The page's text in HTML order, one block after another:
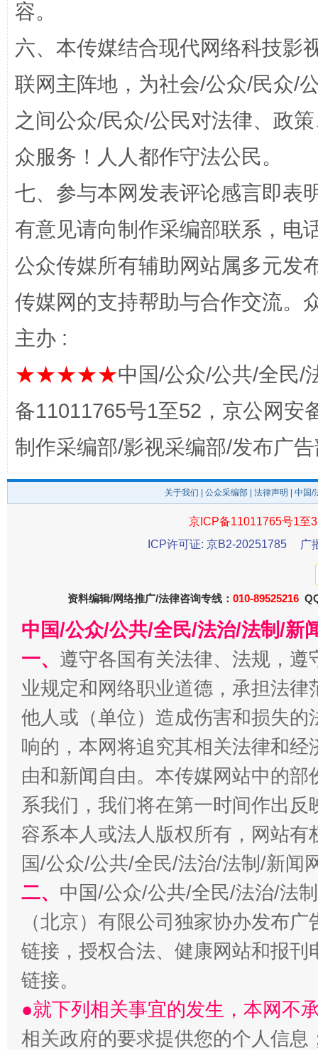
揭开“小金库”的免责幌子
受贿1.44亿！段成刚被判无期 从幼
全民健身五年计划来了！等你上场
容。
六、本传媒结合现代网络科技影
联网主阵地，为社会/公众/民众/
之间公众/民众/公民对法律、政
众服务！人人都作守法公民。
七、参与本网发表评论感言即表
有意见请向制作采编部联系，电
公众传媒所有辅助网站属多元发
传媒网的支持帮助与合作交流。
主办 :
★★★★★中国/公众/公共/全民/
备11011765号1至52，京公网安
制作采编部/影视采编部/发布广
关于我们 公众采编部 法律声明 | 中国
京ICP备11011765号1至
ICP许可证: 京B2-20251785
广
资料编辑/网络推广/法律咨询专线： 010-89525216
中国/公众/公共/全民/法治/法制/新
一、 遵守各国有关法律、法规，
业规定和网络职业道德，承担法
他人或（单位）造成伤害和损失
响的，本网将追究其相关法律和
由和新闻自由。本传媒网站中的
系我们，我们将在第一时间作出
容系本人或法人版权所有，网站
国/公众/公共/全民/法治/法制/新闻
二、 中国/公众/公共/全民/法治/法
（北京）有限公司独家协办发布
链接，授权合法、健康网站和报
链接。
●就下列相关事宜的发生，本网不
相关政府的要求提供您的个人信息